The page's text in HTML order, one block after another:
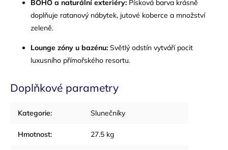
BOHO a naturální exteriéry: Písková barva krásně
doplňuje ratanový nábytek, jutové koberce a množství
zeleně.
Lounge zóny u bazénu: Světlý odstín vytváří pocit
luxusního přímořského resortu.
Doplňkové parametry
Kategorie: Slunečníky
Hmotnost: 27.5 kg